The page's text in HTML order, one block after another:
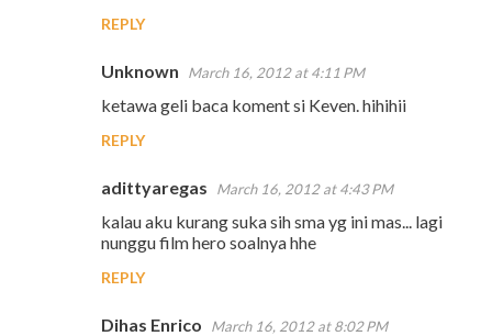
REPLY
Unknown March 16, 2012 at 4:11 PM
ketawa geli baca koment si Keven. hihihii
REPLY
adittyaregas March 16, 2012 at 4:43 PM
kalau aku kurang suka sih sma yg ini mas... lagi
nunggu film hero soalnya hhe
REPLY
Dihas Enrico March 16, 2012 at 8:02 PM